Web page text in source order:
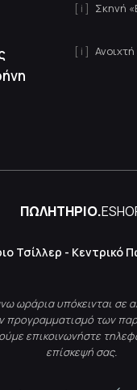
Σκηνή
ΠΩΛΗΤΗΡΙΟ.
Τσίλλερ - Κεντρικό
ωράρια υπόκεινται σε
προγραμματισμό των
επικοινωνήστε
επίσκεψή σας.